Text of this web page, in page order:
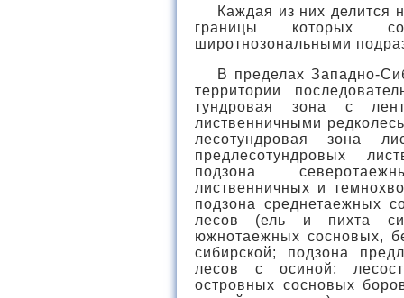
Каждая из них делится
границы которых
широтнозональными
В пределах Западно-
территории
тундровая зона с
лиственничными
лесотундровая зона
предлесотундровых
подзона
лиственничных и
подзона среднетаежных
лесов (ель и пихта
южнотаежных сосновых,
сибирской; подзона
лесов с осиной;
островных сосновых